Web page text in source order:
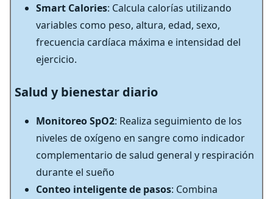
Smart Calories: Calcula calorías utilizando
variables como peso, altura, edad, sexo,
frecuencia cardíaca máxima e intensidad del
ejercicio.
Salud y bienestar diario
Monitoreo SpO2: Realiza seguimiento de los
niveles de oxígeno en sangre como indicador
complementario de salud general y respiración
durante el sueño
Conteo inteligente de pasos: Combina